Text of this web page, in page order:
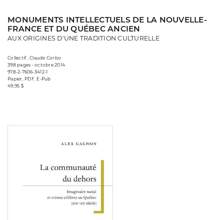
MONUMENTS INTELLECTUELS DE LA NOUVELLE-
FRANCE ET DU QUÉBEC ANCIEN
AUX ORIGINES D'UNE TRADITION CULTURELLE
Collectif , Claude Corbo
398 pages • octobre 2014
978-2-7606-3412-1
Papier, PDF, E-Pub
49,95 $